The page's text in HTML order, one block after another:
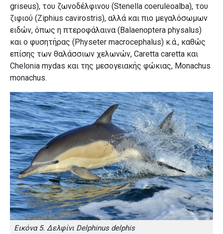
griseus), του ζωνοδέλφινου (Stenella coeruleoalba), του
ζιφιού (Ziphius cavirostris), αλλά και πιο μεγαλόσωμων
ειδών, όπως η πτεροφάλαινα (Balaenoptera physalus)
και ο φυσητήρας (Physeter macrocephalus) κ.ά., καθώς
επίσης των θαλάσσιων χελωνών, Caretta caretta και
Chelonia mydas και της μεσογειακής φώκιας, Monachus
monachus.
Εικόνα 5. Δελφίνι Delphinus delphis